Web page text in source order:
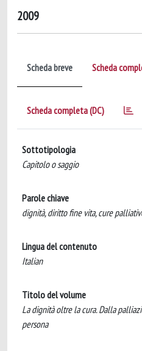
2009
Scheda breve Scheda
Scheda completa (DC)
Sottotipologia
Capitolo o saggio
Parole chiave
dignità, diritto fine vita, cure
Lingua del contenuto
Italian
Titolo del volume
La dignità oltre la cura. Dalla
persona